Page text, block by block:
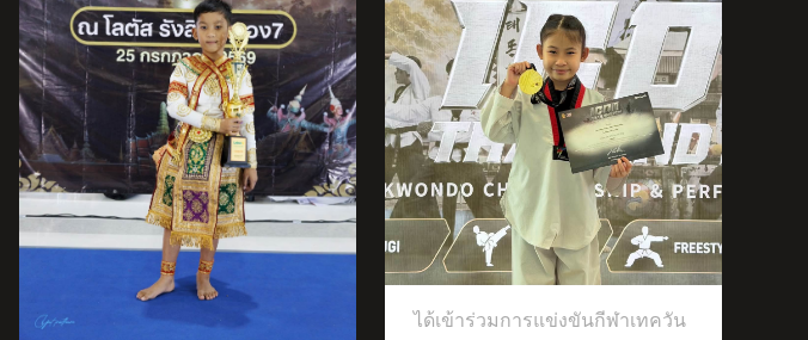
ได้เข้าร่วมการแข่งขันกีฬาเทควันโด
รายการ ICOL THAILAND 2026
ได้เข้าร่วมการแข่งขันกีฬาเทควัน